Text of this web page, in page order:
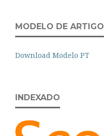
MODELO DE ARTIGO
Download Modelo PT
INDEXADO